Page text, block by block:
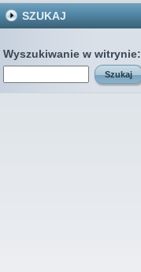
SZUKAJ
Wyszukiwanie w witrynie: